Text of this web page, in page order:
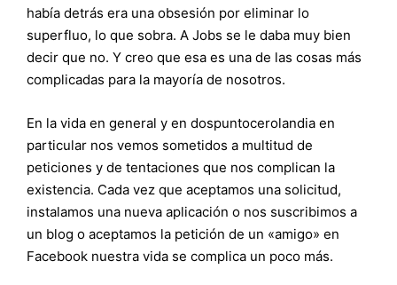
había detrás era una obsesión por eliminar lo
superfluo, lo que sobra. A Jobs se le daba muy bien
decir que no. Y creo que esa es una de las cosas más
complicadas para la mayoría de nosotros.
En la vida en general y en dospuntocerolandia en
particular nos vemos sometidos a multitud de
peticiones y de tentaciones que nos complican la
existencia. Cada vez que aceptamos una solicitud,
instalamos una nueva aplicación o nos suscribimos a
un blog o aceptamos la petición de un «amigo» en
Facebook nuestra vida se complica un poco más.